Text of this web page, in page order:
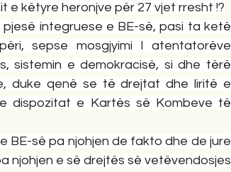
e këtyre heronjve për 27 vjet rresht !?
integruese e BE-së, pasi ta ketë
sepse mosgjyimi I atentatorëve
sistemin e demokracisë, si dhe tërë
duke qenë se të drejtat dhe liritë e
dispozitat e Kartës së Kombeve të
BE-së pa njohjen de fakto dhe de jure
njohjen e së drejtës së vetëvendosjes